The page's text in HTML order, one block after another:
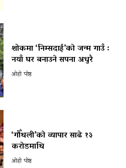
शोकमा ‘निम्सदाई’को जन्म गाउँ :
नयाँ घर बनाउने सपना अधुरै
ओहो पोष्ट
‘गौँथली’को व्यापार साढे १३
करोडमाथि
ओहो पोष्ट